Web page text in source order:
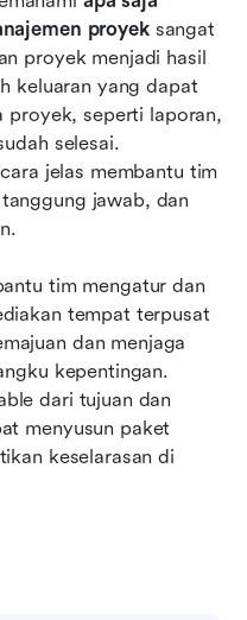
proyek sangat
proyek menjadi hasil
keluaran yang dapat
proyek, seperti laporan,
selesai.
jelas membantu tim
jawab, dan
tim mengatur dan
tempat terpusat
dan menjaga
kepentingan.
dari tujuan dan
menyusun paket
keselarasan di
Cara
diserahkan dalam
tim
proyek
di Lark